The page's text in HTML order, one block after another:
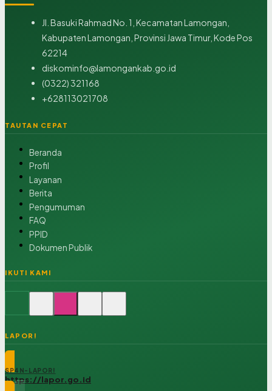
Jl. Basuki Rahmad No. 1, Kecamatan Lamongan,
Kabupaten Lamongan, Provinsi Jawa Timur, Kode Pos
62214
diskominfo@lamongankab.go.id
(0322) 321168
+628113021708
TAUTAN CEPAT
Beranda
Profil
Layanan
Berita
Pengumuman
FAQ
PPID
Dokumen Publik
IKUTI KAMI
LAPOR!
SP4N-LAPOR!
https://lapor.go.id